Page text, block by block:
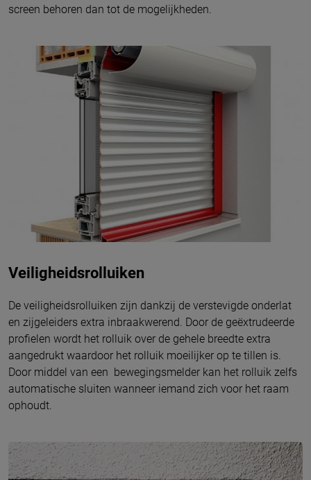
screen behoren dan tot de mogelijkheden.
Veiligheidsrolluiken
De veiligheidsrolluiken zijn dankzij de verstevigde onderlat
en zijgeleiders extra inbraakwerend. Door de geëxtrudeerde
profielen wordt het rolluik over de gehele breedte extra
aangedrukt waardoor het rolluik moeilijker op te tillen is.
Door middel van een bewegingsmelder kan het rolluik zelfs
automatische sluiten wanneer iemand zich voor het raam
ophoudt.